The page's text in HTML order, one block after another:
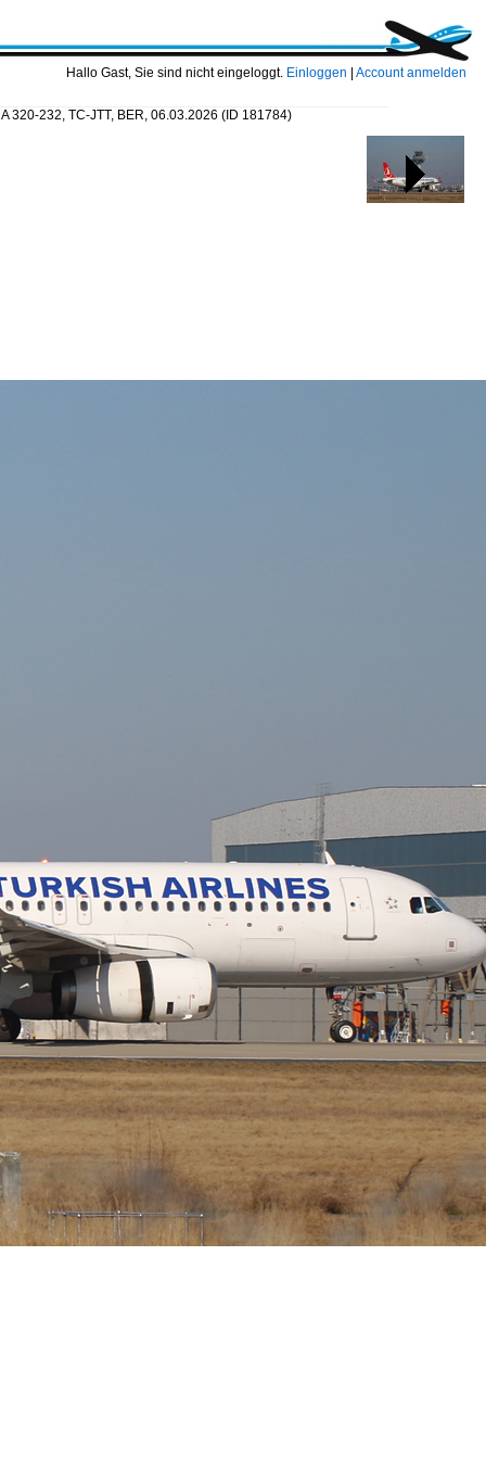
Hallo Gast, Sie sind nicht eingeloggt. Einloggen Account anmelden
320-232, TC-JTT, BER, 06.03.2026 (ID 181784)